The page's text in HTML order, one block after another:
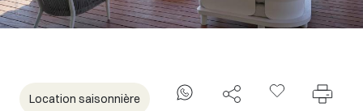
Location saisonnière